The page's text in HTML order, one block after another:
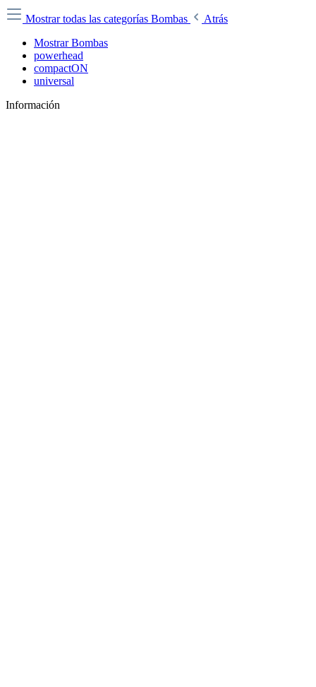
Mostrar todas las categorías Bombas
Atrás
Mostrar Bombas
powerhead
compactON
universal
Información